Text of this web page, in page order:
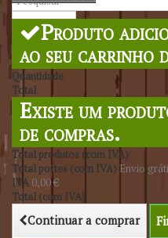
Pesquisar
Produto
ao seu carrinho
Quantidade
Total
Existe um
de compras.
Total produtos (com IVA)
Total portes (com IVA) Envio
IVA 0,00 €
Total (com IVA)
Continuar a comprar